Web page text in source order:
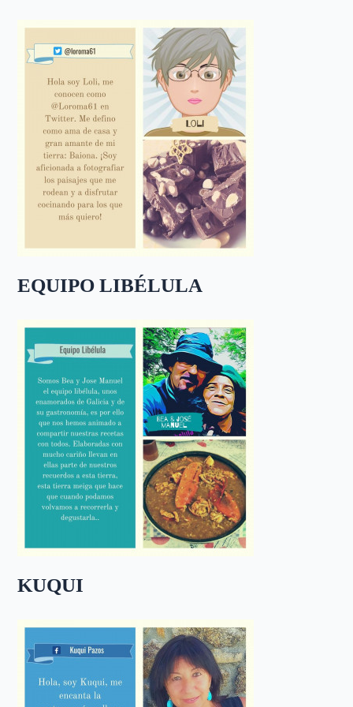
EQUIPO LIBÉLULA
KUQUI